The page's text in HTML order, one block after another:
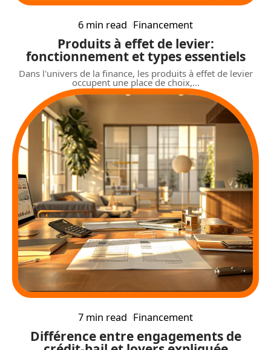
6 min read Financement
Produits à effet de levier:
fonctionnement et types essentiels
Dans l'univers de la finance, les produits à effet de levier
occupent une place de choix,…
7 min read Financement
Différence entre engagements de